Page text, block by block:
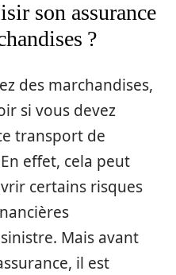
son assurance
?
des marchandises,
si vous devez
transport de
effet, cela peut
certains risques
Mais avant
il est